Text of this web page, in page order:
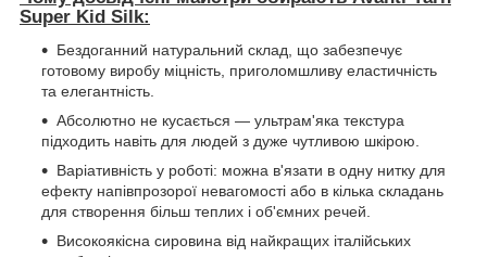
Super Kid Silk:
Бездоганний натуральний склад, що забезпечує
готовому виробу міцність, приголомшливу еластичність
та елегантність.
Абсолютно не кусається — ультрам'яка текстура
підходить навіть для людей з дуже чутливою шкірою.
Варіативність у роботі: можна в'язати в одну нитку для
ефекту напівпрозорої невагомості або в кілька складань
для створення більш теплих і об'ємних речей.
Високоякісна сировина від найкращих італійських